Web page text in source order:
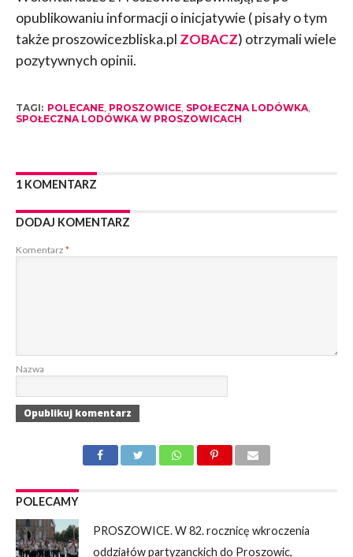
opublikowaniu informacji o inicjatywie ( pisały o tym
także proszowicezbliska.pl ZOBACZ) otrzymali wiele
pozytywnych opinii.
TAGI: POLECANE, PROSZOWICE, SPOŁECZNA LODÓWKA,
SPOŁECZNA LODÓWKA W PROSZOWICACH
1 KOMENTARZ
DODAJ KOMENTARZ
Komentarz *
Nazwa
POLECAMY
PROSZOWICE. W 82. rocznicę wkroczenia
oddziałów partyzanckich do Proszowic,